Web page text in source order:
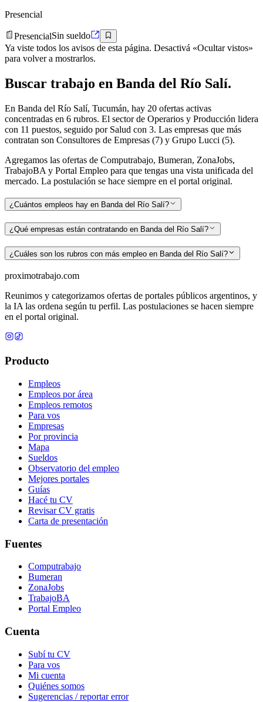
Presencial
PresencialSin sueldo
Ya viste todos los avisos de esta página. Desactivá «Ocultar vistos»
para volver a mostrarlos.
Buscar trabajo en Banda del Río Salí.
En Banda del Río Salí, Tucumán, hay 20 ofertas activas
concentradas en 6 rubros. El sector de Operarios y Producción lidera
con 11 puestos, seguido por Salud con 3. Las empresas que más
contratan son Consultores de Empresas (7) y Grupo Lucci (5).
Agregamos las ofertas de Computrabajo, Bumeran, ZonaJobs,
TrabajoBA y Portal Empleo para que tengas una vista unificada del
mercado. La postulación se hace siempre en el portal original.
¿Cuántos empleos hay en Banda del Río Salí?
¿Qué empresas están contratando en Banda del Río Salí?
¿Cuáles son los rubros con más empleo en Banda del Río Salí?
proximotrabajo.com
Reunimos y categorizamos ofertas de portales públicos argentinos, y
la IA las ordena según tu perfil. Las postulaciones se hacen siempre
en el portal original.
Producto
Empleos
Empleos por área
Empleos remotos
Para vos
Empresas
Por provincia
Mapa
Sueldos
Observatorio del empleo
Mejores portales
Guías
Hacé tu CV
Revisar CV gratis
Carta de presentación
Fuentes
Computrabajo
Bumeran
ZonaJobs
TrabajoBA
Portal Empleo
Cuenta
Subí tu CV
Para vos
Mi cuenta
Quiénes somos
Sugerencias / reportar error